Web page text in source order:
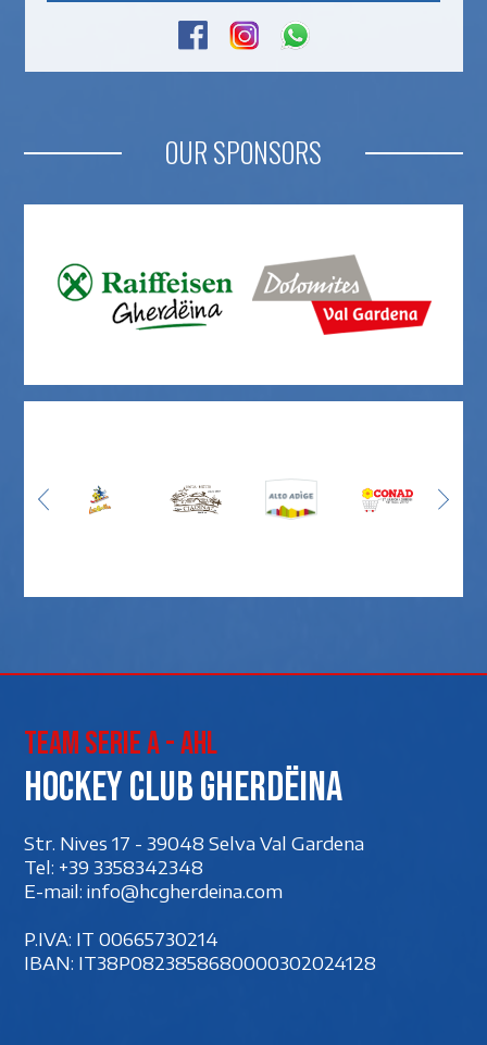
OUR SPONSORS
Team Serie A - AHL
Hockey club Gherdëina
Str. Nives 17 - 39048 Selva Val Gardena
Tel: +39 3358342348
E-mail: info@hcgherdeina.com
P.IVA: IT 00‍665730214
IBAN: IT38P0823858680000302024128